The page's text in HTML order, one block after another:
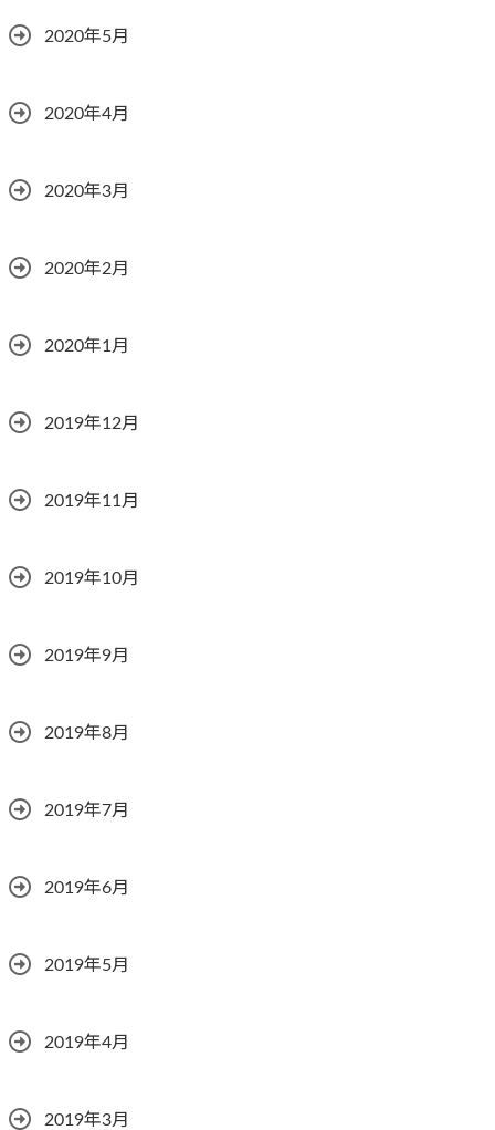
2020年5月
2020年4月
2020年3月
2020年2月
2020年1月
2019年12月
2019年11月
2019年10月
2019年9月
2019年8月
2019年7月
2019年6月
2019年5月
2019年4月
2019年3月